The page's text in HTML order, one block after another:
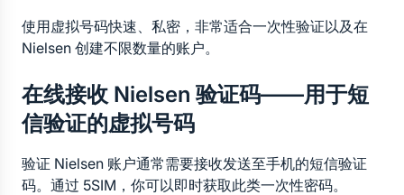
使用虚拟号码快速、私密，非常适合一次性验证以及在
Nielsen 创建不限数量的账户。
在线接收 Nielsen 验证码——用于短
信验证的虚拟号码
验证 Nielsen 账户通常需要接收发送至手机的短信验证
码。通过 5SIM，你可以即时获取此类一次性密码。